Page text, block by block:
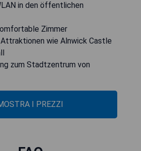
in den öffentlichen
Zimmer
wie Alnwick Castle
zum Stadtzentrum von
I PREZZI